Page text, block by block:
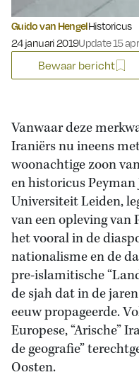
Guido van HengelHistoricus
Gepubliceerd op:
24 januari 2019Update 15
Bewaar bericht
Vanwaar deze
Iraniërs nu ineens
woonachtige zoon
en historicus
Universiteit Leiden,
van een opleving van
het vooral in de
nationalisme en de
pre-islamitische
de sjah dat in de
eeuw propageerde.
Europese, “Arische”
de geografie”
Oosten.